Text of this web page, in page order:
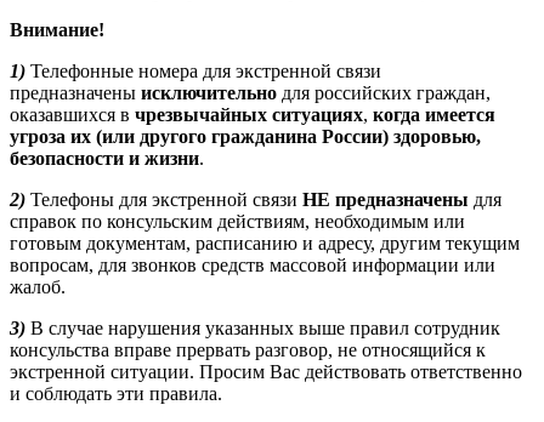
Внимание!
1) Телефонные номера для экстренной связи
предназначены исключительно для российских граждан,
оказавшихся в чрезвычайных ситуациях, когда имеется
угроза их (или другого гражданина России) здоровью,
безопасности и жизни.
2) Телефоны для экстренной связи НЕ предназначены для
справок по консульским действиям, необходимым или
готовым документам, расписанию и адресу, другим текущим
вопросам, для звонков средств массовой информации или
жалоб.
3) В случае нарушения указанных выше правил сотрудник
консульства вправе прервать разговор, не относящийся к
экстренной ситуации. Просим Вас действовать ответственно
и соблюдать эти правила.